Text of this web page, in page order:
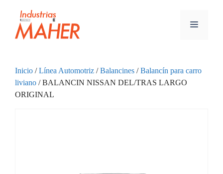
Inicio /Línea Automotriz /Balancines /Balancín para carro
liviano / BALANCIN NISSAN DEL/TRAS LARGO
ORIGINAL